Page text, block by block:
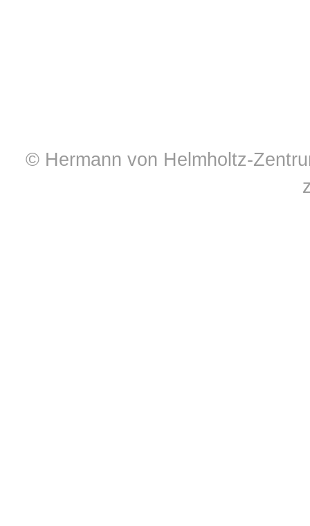
© Hermann von Helmholtz-